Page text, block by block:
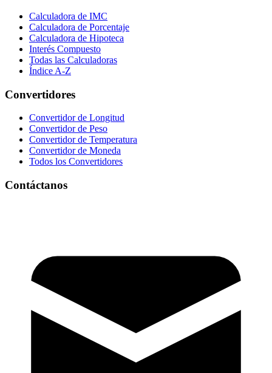
Calculadora de IMC
Calculadora de Porcentaje
Calculadora de Hipoteca
Interés Compuesto
Todas las Calculadoras
Índice A-Z
Convertidores
Convertidor de Longitud
Convertidor de Peso
Convertidor de Temperatura
Convertidor de Moneda
Todos los Convertidores
Contáctanos